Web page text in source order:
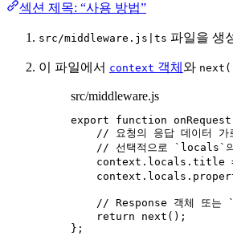
섹션 제목: “사용 방법”
src/middleware.js|ts 파일을 생
이 파일에서 context 객체 와
src/middleware.js
export function onRequest
// 요청의 응답 데이터 가
// 선택적으로 `locals`의
context . locals . title
context . locals .
// Response 객체 또는
return
next ();
};